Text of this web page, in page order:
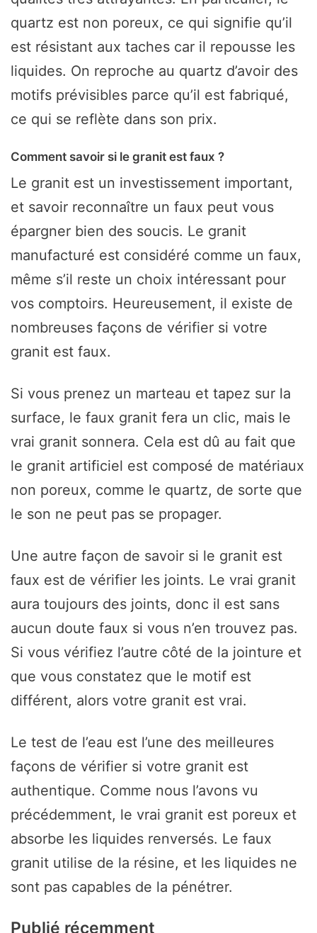
quartz est non poreux, ce qui signifie qu’il
est résistant aux taches car il repousse les
liquides. On reproche au quartz d’avoir des
motifs prévisibles parce qu’il est fabriqué,
ce qui se reflète dans son prix.
Comment savoir si le granit est faux ?
Le granit est un investissement important,
et savoir reconnaître un faux peut vous
épargner bien des soucis. Le granit
manufacturé est considéré comme un faux,
même s’il reste un choix intéressant pour
vos comptoirs. Heureusement, il existe de
nombreuses façons de vérifier si votre
granit est faux.
Si vous prenez un marteau et tapez sur la
surface, le faux granit fera un clic, mais le
vrai granit sonnera. Cela est dû au fait que
le granit artificiel est composé de matériaux
non poreux, comme le quartz, de sorte que
le son ne peut pas se propager.
Une autre façon de savoir si le granit est
faux est de vérifier les joints. Le vrai granit
aura toujours des joints, donc il est sans
aucun doute faux si vous n’en trouvez pas.
Si vous vérifiez l’autre côté de la jointure et
que vous constatez que le motif est
différent, alors votre granit est vrai.
Le test de l’eau est l’une des meilleures
façons de vérifier si votre granit est
authentique. Comme nous l’avons vu
précédemment, le vrai granit est poreux et
absorbe les liquides renversés. Le faux
granit utilise de la résine, et les liquides ne
sont pas capables de la pénétrer.
Publié récemment